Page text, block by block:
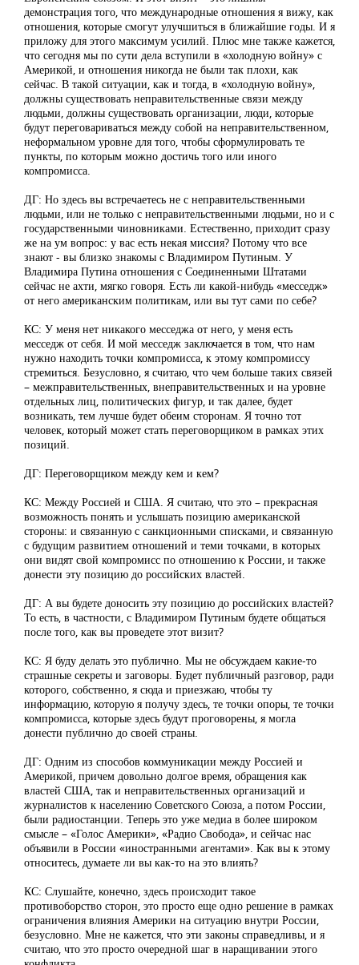
демонстрация того, что международные отношения я вижу, как
отношения, которые смогут улучшиться в ближайшие годы. И я
приложу для этого максимум усилий. Плюс мне также кажется,
что сегодня мы по сути дела вступили в «холодную войну» с
Америкой, и отношения никогда не были так плохи, как
сейчас. В такой ситуации, как и тогда, в «холодную войну»,
должны существовать неправительственные связи между
людьми, должны существовать организации, люди, которые
будут переговариваться между собой на неправительственном,
неформальном уровне для того, чтобы сформулировать те
пункты, по которым можно достичь того или иного
компромисса.
ДГ: Но здесь вы встречаетесь не с неправительственными
людьми, или не только с неправительственными людьми, но и с
государственными чиновниками. Естественно, приходит сразу
же на ум вопрос: у вас есть некая миссия? Потому что все
знают - вы близко знакомы с Владимиром Путиным. У
Владимира Путина отношения с Соединенными Штатами
сейчас не ахти, мягко говоря. Есть ли какой-нибудь «месседж»
от него американским политикам, или вы тут сами по себе?
КС: У меня нет никакого месседжа от него, у меня есть
месседж от себя. И мой месседж заключается в том, что нам
нужно находить точки компромисса, к этому компромиссу
стремиться. Безусловно, я считаю, что чем больше таких связей
– межправительственных, внеправительственных и на уровне
отдельных лиц, политических фигур, и так далее, будет
возникать, тем лучше будет обеим сторонам. Я точно тот
человек, который может стать переговорщиком в рамках этих
позиций.
ДГ: Переговорщиком между кем и кем?
КС: Между Россией и США. Я считаю, что это – прекрасная
возможность понять и услышать позицию американской
стороны: и связанную с санкционными списками, и связанную
с будущим развитием отношений и теми точками, в которых
они видят свой компромисс по отношению к России, и также
донести эту позицию до российских властей.
ДГ: А вы будете доносить эту позицию до российских властей?
То есть, в частности, с Владимиром Путиным будете общаться
после того, как вы проведете этот визит?
КС: Я буду делать это публично. Мы не обсуждаем какие-то
страшные секреты и заговоры. Будет публичный разговор, ради
которого, собственно, я сюда и приезжаю, чтобы ту
информацию, которую я получу здесь, те точки опоры, те точки
компромисса, которые здесь будут проговорены, я могла
донести публично до своей страны.
ДГ: Одним из способов коммуникации между Россией и
Америкой, причем довольно долгое время, обращения как
властей США, так и неправительственных организаций и
журналистов к населению Советского Союза, а потом России,
были радиостанции. Теперь это уже медиа в более широком
смысле – «Голос Америки», «Радио Свобода», и сейчас нас
объявили в России «иностранными агентами». Как вы к этому
относитесь, думаете ли вы как-то на это влиять?
КС: Слушайте, конечно, здесь происходит такое
противоборство сторон, это просто еще одно решение в рамках
ограничения влияния Америки на ситуацию внутри России,
безусловно. Мне не кажется, что эти законы справедливы, и я
считаю, что это просто очередной шаг в наращивании этого